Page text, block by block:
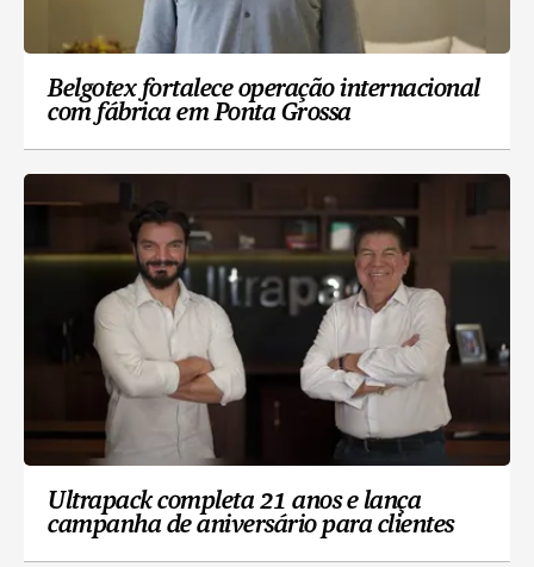
Belgotex fortalece operação internacional
com fábrica em Ponta Grossa
Ultrapack completa 21 anos e lança
campanha de aniversário para clientes